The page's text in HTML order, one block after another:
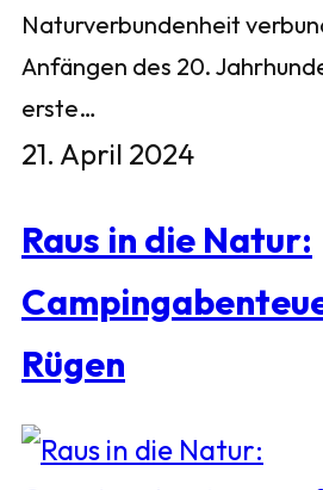
Naturverbundenheit
Anfängen des 20.
erste…
21. April 2024
Raus in die Natur:
Rügen